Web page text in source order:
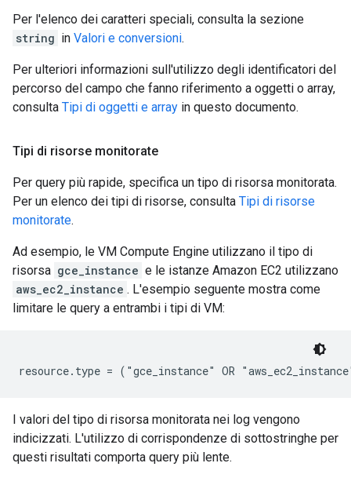
Per l'elenco dei caratteri speciali, consulta la sezione
string in Valori e conversioni.
Per ulteriori informazioni sull'utilizzo degli identificatori del
percorso del campo che fanno riferimento a oggetti o array,
consulta Tipi di oggetti e array in questo documento.
Tipi di risorse monitorate
Per query più rapide, specifica un tipo di risorsa monitorata.
Per un elenco dei tipi di risorse, consulta Tipi di risorse
monitorate.
Ad esempio, le VM Compute Engine utilizzano il tipo di
risorsa gce_instance e le istanze Amazon EC2 utilizzano
aws_ec2_instance . L'esempio seguente mostra come
limitare le query a entrambi i tipi di VM:
I valori del tipo di risorsa monitorata nei log vengono
indicizzati. L'utilizzo di corrispondenze di sottostringhe per
questi risultati comporta query più lente.